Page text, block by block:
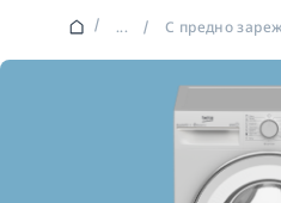
/ ... / С предно